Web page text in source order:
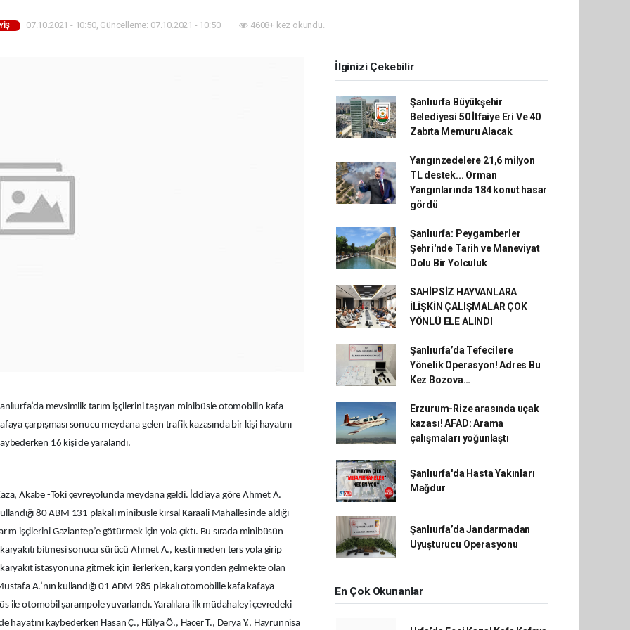
07.10.2021 - 10:50, Güncelleme: 07.10.2021 - 10:50 4608+ kez okundu.
mevsimlik tarım işçilerini taşıyan minibüsle otomobilin kafa
çarpışması sonucu meydana gelen trafik kazasında bir kişi hayatını
16 kişi de yaralandı.
Akabe -Toki çevreyolunda meydana geldi. İddiaya göre Ahmet A.
80 ABM 131 plakalı minibüsle kırsal Karaali Mahallesinde aldığı
işçilerini Gaziantep’e götürmek için yola çıktı. Bu sırada minibüsün
bitmesi sonucu sürücü Ahmet A., kestirmeden ters yola girip
istasyonuna gitmek için ilerlerken, karşı yönden gelmekte olan
A.’nın kullandığı 01 ADM 985 plakalı otomobille kafa kafaya
ile otomobil şarampole yuvarlandı. Yaralılara ilk müdahaleyi çevredeki
kaybederken Hasan Ç., Hülya Ö., Hacer T., Derya Y., Hayrunnisa
İlginizi Çekebilir
Şanlıurfa Büyükşehir
Belediyesi 50 İtfaiye Eri Ve 40
Zabıta Memuru Alacak
Yangınzedelere 21,6 milyon
TL destek... Orman
Yangınlarında 184 konut hasar
gördü
Şanlıurfa: Peygamberler
Şehri'nde Tarih ve Maneviyat
Dolu Bir Yolculuk
SAHİPSİZ HAYVANLARA
İLİŞKİN ÇALIŞMALAR ÇOK
YÖNLÜ ELE ALINDI
Şanlıurfa’da Tefecilere
Yönelik Operasyon! Adres Bu
Kez Bozova…
Erzurum-Rize arasında uçak
kazası! AFAD: Arama
çalışmaları yoğunlaştı
Şanlıurfa'da Hasta Yakınları
Mağdur
Şanlıurfa’da Jandarmadan
Uyuşturucu Operasyonu
En Çok Okunanlar